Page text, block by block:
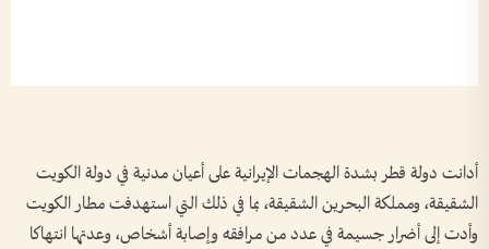
أدانت دولة قطر بشدة الهجمات الإيرانية على أعيان مدنية في دولة الكويت
الشقيقة، ومملكة البحرين الشقيقة، بما في ذلك التي استهدفت مطار الكويت
وأدت إلى أضرار جسيمة في عدد من مرافقه وإصابة أشخاص، وعدتها انتهاكا